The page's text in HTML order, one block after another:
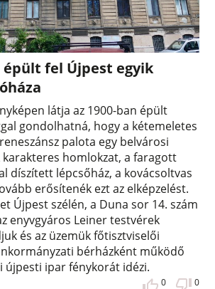
fel Újpest egyik
látja az 1900-ban épült
gondolhatná, hogy a kétemeletes
palota egy belvárosi
karakteres homlokzat, a faragott
díszített lépcsőház, a kovácsoltvas
erősítenék ezt az elképzelést.
Újpest szélén, a Duna sor 14. szám
enyvgyáros Leiner testvérek
és az üzemük főtisztviselői
bérházként működő
újpesti ipar fénykorát idézi.
0 0